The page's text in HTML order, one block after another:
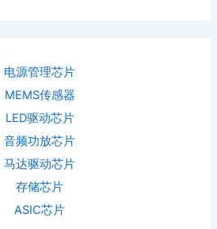
电源管理芯片
MEMS传感器
LED驱动芯片
音频功放芯片
马达驱动芯片
存储芯片
ASIC芯片